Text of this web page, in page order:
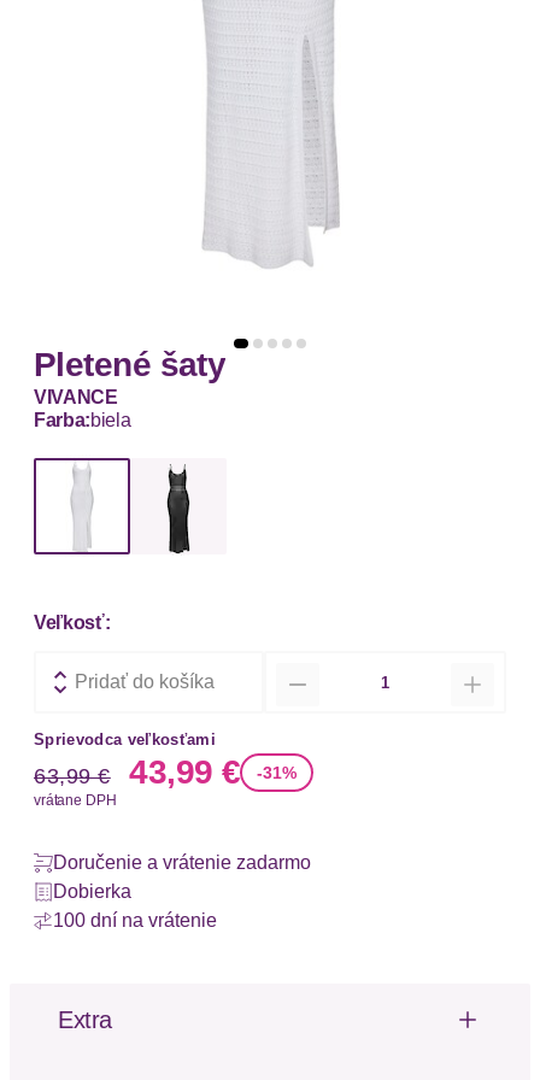
Pletené šaty
VIVANCE
Farba:biela
Veľkosť:
Pridať do košíka
Sprievodca veľkosťami
Stará cena
63,99 € Nová cena
43,99 € -31%
vrátane DPH
Doručenie a vrátenie zadarmo
Dobierka
100 dní na vrátenie
Extra